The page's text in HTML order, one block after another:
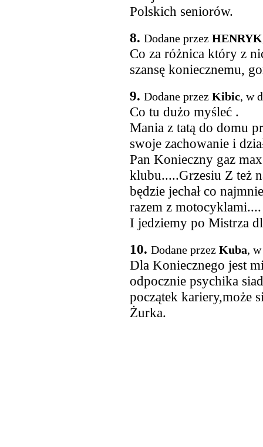
Polskich seniorów.
8. Dodane przez HENRYK
Co za różnica który z
szansę koniecznemu,
9. Dodane przez Kibic, w
Co tu dużo myśleć .
Mania z tatą do domu
swoje zachowanie i
Pan Konieczny gaz
klubu.....Grzesiu Z też
będzie jechał co
razem z
I jedziemy po Mistrza
10. Dodane przez Kuba,
Dla Koniecznego jest
odpocznie psychika
początek kariery,może
Żurka.